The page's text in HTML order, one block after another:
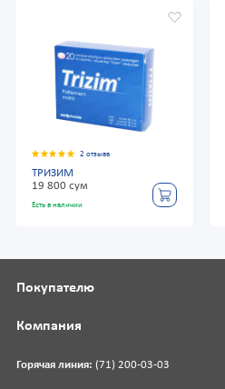
2 отзыва
ТРИЗИМ
19 800 сум
Есть в наличии
Горячая линия: (71) 200-03-03
Покупателю
Компания